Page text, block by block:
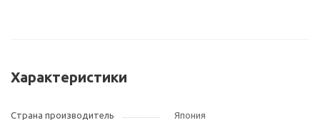
Характеристики
Страна производитель
Япония